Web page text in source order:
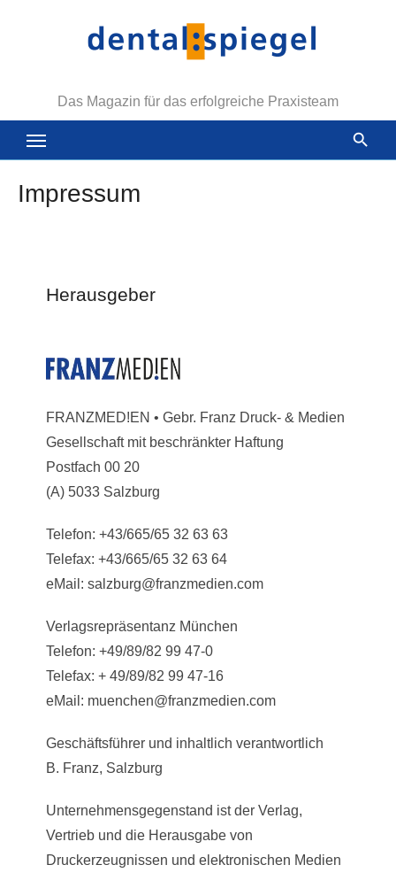
Das Magazin für das erfolgreiche Praxisteam
Impressum
Herausgeber
FRANZMED!EN • Gebr. Franz Druck- & Medien
Gesellschaft mit beschränkter Haftung
Postfach 00 20
(A) 5033 Salzburg
Telefon: +43/665/65 32 63 63
Telefax: +43/665/65 32 63 64
eMail: salzburg@franzmedien.com
Verlagsrepräsentanz München
Telefon: +49/89/82 99 47-0
Telefax: + 49/89/82 99 47-16
eMail: muenchen@franzmedien.com
Geschäftsführer und inhaltlich verantwortlich
B. Franz, Salzburg
Unternehmensgegenstand ist der Verlag,
Vertrieb und die Herausgabe von
Druckerzeugnissen und elektronischen Medien